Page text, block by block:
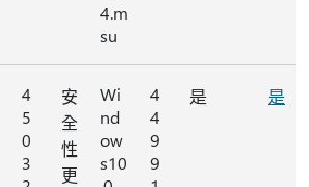
4.m
su
4
5
0
3
安
全
性
更
Wi
nd
ow
s10
4
4
9
9
是 是